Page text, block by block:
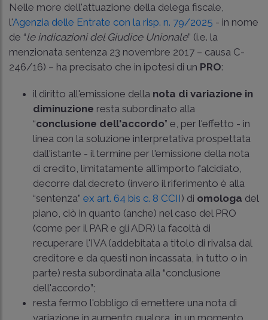
Nelle more dell'attuazione della delega fiscale,
l'Agenzia delle Entrate con la risp. n. 79/2025 - in nome
de “le indicazioni del Giudice Unionale” (i.e. la
menzionata sentenza 23 novembre 2017 – causa C-
246/16) – ha precisato che in ipotesi di un PRO:
il diritto all'emissione della nota di variazione in
diminuzione resta subordinato alla
“conclusione dell'accordo” e, per l'effetto - in
linea con la soluzione interpretativa prospettata
dall'istante - il termine per l'emissione della nota
di credito, limitatamente all'importo falcidiato,
decorre dal decreto (invero il riferimento è alla
“sentenza” ex art. 64 bis c. 8 CCII) di omologa del
piano, ciò in quanto (anche) nel caso del PRO
(come per il PAR e gli ADR) la facoltà di
recuperare l'IVA (addebitata a titolo di rivalsa dal
creditore e da questi non incassata, in tutto o in
parte) resta subordinata alla “conclusione
dell'accordo”;
resta fermo l'obbligo di emettere una nota di
variazione in aumento qualora, in un momento